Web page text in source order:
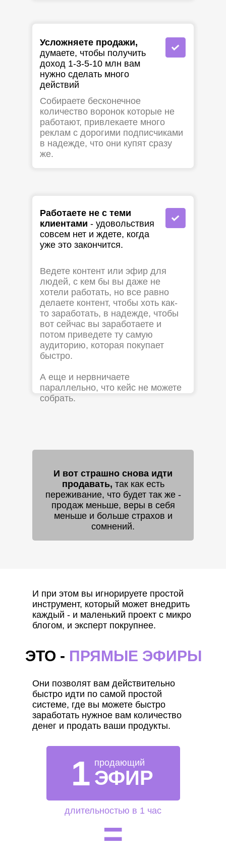
Усложняете продажи,
думаете, чтобы получить
доход 1-3-5-10 млн вам
нужно сделать много
действий
Собираете бесконечное
количество воронок которые не
работают, привлекаете много
реклам с дорогими подписчиками
в надежде, что они купят сразу
же.
Работаете не с теми
клиентами - удовольствия
совсем нет и ждете, когда
уже это закончится.
Ведете контент или эфир для
людей, с кем бы вы даже не
хотели работать, но все равно
делаете контент, чтобы хоть как-
то заработать, в надежде, чтобы
вот сейчас вы заработаете и
потом приведете ту самую
аудиторию, которая покупает
быстро.
А еще и нервничаете
параллельно, что кейс не можете
собрать.
И вот страшно снова идти
продавать, так как есть
переживание, что будет так же -
продаж меньше, веры в себя
меньше и больше страхов и
сомнений.
И при этом вы игнорируете простой
инструмент, который может внедрить
каждый - и маленький проект с микро
блогом, и эксперт покрупнее.
ЭТО - ПРЯМЫЕ ЭФИРЫ
Они позволят вам действительно
быстро идти по самой простой
системе, где вы можете быстро
заработать нужное вам количество
денег и продать ваши продукты.
продающий
=
1 ЭФИР
длительностью в 1 час